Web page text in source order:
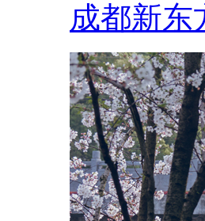
成都新东